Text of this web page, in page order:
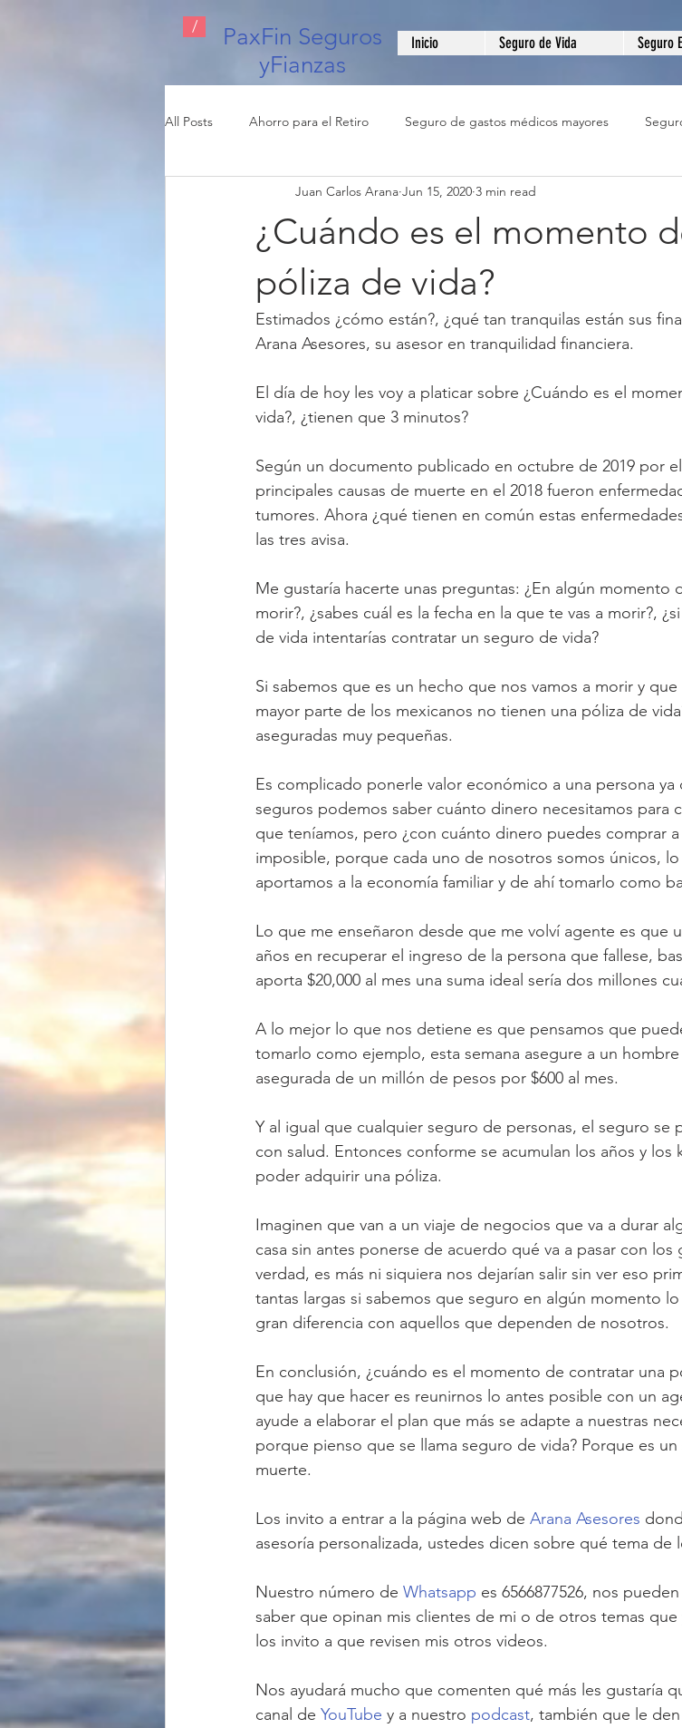
/
PaxFin Seguros
yFianzas
Inicio Seguro de Vida Seguro
All Posts Ahorro para el Retiro Seguro de gastos médicos mayores
Seguro de Automóvil Seguro de Hogar Seguro de Negocio
¿Cuándo es el momento
póliza de vida?
Juan Carlos Arana Jun 15, 2020 3 min read
Estimados ¿cómo están?, ¿qué tan tranquilas están sus
Arana Asesores, su asesor en tranquilidad financiera.
El día de hoy les voy a platicar sobre ¿Cuándo es el
vida?, ¿tienen que 3 minutos?
Según un documento publicado en octubre de 2019 por
principales causas de muerte en el 2018 fueron
tumores. Ahora ¿qué tienen en común estas
las tres avisa.
Me gustaría hacerte unas preguntas: ¿En algún momento
morir?, ¿sabes cuál es la fecha en la que te vas a morir?,
de vida intentarías contratar un seguro de vida?
Si sabemos que es un hecho que nos vamos a morir y
mayor parte de los mexicanos no tienen una póliza de
aseguradas muy pequeñas.
Es complicado ponerle valor económico a una persona
seguros podemos saber cuánto dinero necesitamos para
que teníamos, pero ¿con cuánto dinero puedes comprar
imposible, porque cada uno de nosotros somos únicos,
aportamos a la economía familiar y de ahí tomarlo como
Lo que me enseñaron desde que me volví agente es que
años en recuperar el ingreso de la persona que fallese,
aporta $20,000 al mes una suma ideal sería dos millones
A lo mejor lo que nos detiene es que pensamos que
tomarlo como ejemplo, esta semana asegure a un
asegurada de un millón de pesos por $600 al mes.
Y al igual que cualquier seguro de personas, el seguro
con salud. Entonces conforme se acumulan los años y los
poder adquirir una póliza.
Imaginen que van a un viaje de negocios que va a durar
casa sin antes ponerse de acuerdo qué va a pasar con
verdad, es más ni siquiera nos dejarían salir sin ver eso
tantas largas si sabemos que seguro en algún momento
gran diferencia con aquellos que dependen de nosotros.
En conclusión, ¿cuándo es el momento de contratar una
que hay que hacer es reunirnos lo antes posible con un
ayude a elaborar el plan que más se adapte a nuestras
porque pienso que se llama seguro de vida? Porque es
muerte.
Los invito a entrar a la página web de Arana Asesores
asesoría personalizada, ustedes dicen sobre qué tema de
Nuestro número de Whatsapp es 6566877526, nos
saber que opinan mis clientes de mi o de otros temas que
los invito a que revisen mis otros videos.
Nos ayudará mucho que comenten qué más les gustaría
canal de YouTube y a nuestro podcast, también que le